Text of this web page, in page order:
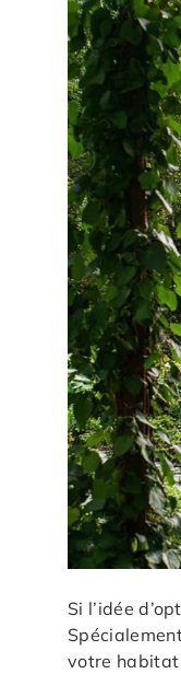
Si l’idée
votre habitat